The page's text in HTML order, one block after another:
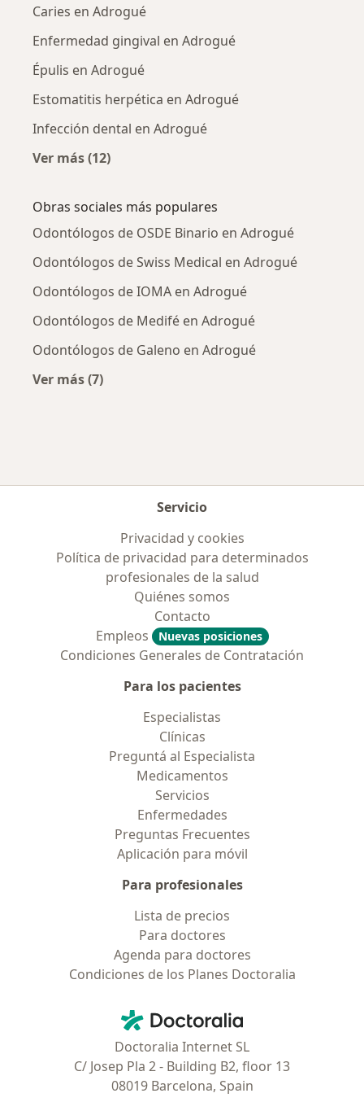
Caries en Adrogué
Enfermedad gingival en Adrogué
Épulis en Adrogué
Estomatitis herpética en Adrogué
Infección dental en Adrogué
Ver más (12)
Obras sociales más populares
Odontólogos de OSDE Binario en Adrogué
Odontólogos de Swiss Medical en Adrogué
Odontólogos de IOMA en Adrogué
Odontólogos de Medifé en Adrogué
Odontólogos de Galeno en Adrogué
Ver más (7)
Servicio
Privacidad y cookies
Política de privacidad para determinados
profesionales de la salud
Quiénes somos
Contacto
Empleos
Nuevas posiciones
Condiciones Generales de Contratación
Para los pacientes
Especialistas
Clínicas
Preguntá al Especialista
Medicamentos
Servicios
Enfermedades
Preguntas Frecuentes
Aplicación para móvil
Para profesionales
Lista de precios
Para doctores
Agenda para doctores
Condiciones de los Planes Doctoralia
Doctoralia - Página de inicio
Doctoralia Internet SL
C/ Josep Pla 2 - Building B2, floor 13
08019 Barcelona, Spain